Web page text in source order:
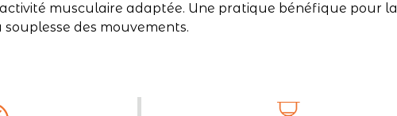
musculaire adaptée. Une pratique bénéfique pour la
des mouvements.